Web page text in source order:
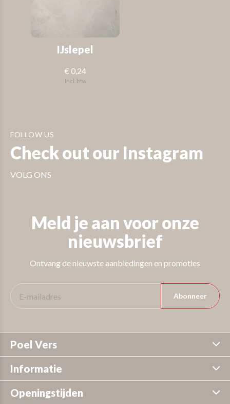
IJslepel
€ 0,24
Incl. btw
FOLLOW US
Check out our Instagram
VOLG ONS
Meld je aan voor onze
nieuwsbrief
Ontvang de nieuwste aanbiedingen en promoties
Abonneer
Poel Vers
Informatie
Openingstijden